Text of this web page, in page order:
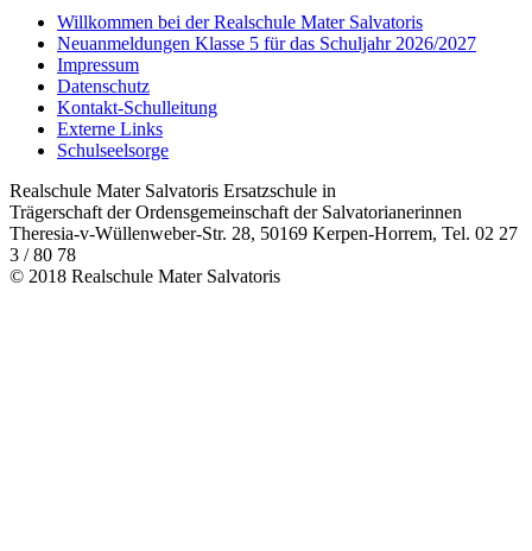
Willkommen bei der Realschule Mater Salvatoris
Neuanmeldungen Klasse 5 für das Schuljahr 2026/2027
Impressum
Datenschutz
Kontakt-Schulleitung
Externe Links
Schulseelsorge
Realschule Mater Salvatoris Ersatzschule in
Trägerschaft der Ordensgemeinschaft der Salvatorianerinnen
Theresia-v-Wüllenweber-Str. 28, 50169 Kerpen-Horrem, Tel. 02 27
3 / 80 78
© 2018 Realschule Mater Salvatoris